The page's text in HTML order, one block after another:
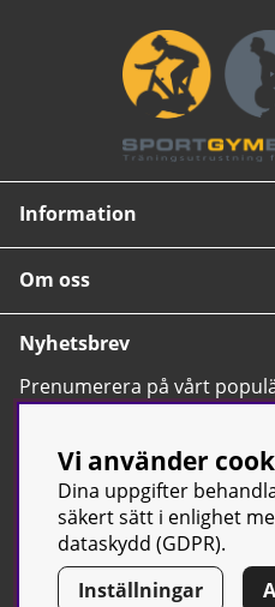
Information
Om oss
Nyhetsbrev
Prenumerera på vårt
tips, nyheter och våra allra
© Sport & Gym Butiken JTC AB |
Vi använder
Dina uppgifter
säkert sätt i enlighet
dataskydd (GDPR).
Inställningar